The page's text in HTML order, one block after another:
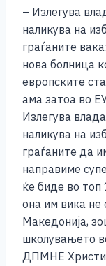
c
e
b
o
o
k
ss
e
n
g
er
– Излегува
наликува на
граѓаните
нова болница
европските
ама затоа во
Излегува
наликува на
граѓаните да
направиме
ќе биде во топ
она им вика не
Македонија,
школувањето
ДПМНЕ